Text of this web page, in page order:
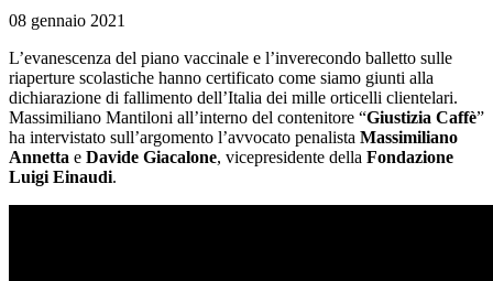
08 gennaio 2021
L’evanescenza del piano vaccinale e l’inverecondo balletto sulle
riaperture scolastiche hanno certificato come siamo giunti alla
dichiarazione di fallimento dell’Italia dei mille orticelli clientelari.
Massimiliano Mantiloni all’interno del contenitore “Giustizia Caffè”
ha intervistato sull’argomento l’avvocato penalista Massimiliano
Annetta e Davide Giacalone, vicepresidente della Fondazione
Luigi Einaudi.